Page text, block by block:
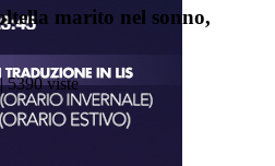
marito nel sonno,
5390 viste